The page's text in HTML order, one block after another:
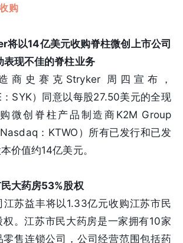
购
将以14亿美元收购脊柱微创上市公司
现不佳的脊柱业务
商史赛克Stryker 周四宣布，
SYK）同意以每股27.50美元的全现
微创脊柱产品制造商K2M Group
：KTWO）所有已发行和已发
价值约14亿美元。
大药房53%股权
江苏益丰将以1.33亿元收购江苏市民
。江苏市民大药房是一家拥有10家
零售连锁公司，公司经营范围包括药